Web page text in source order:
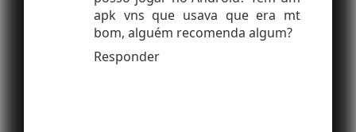
apk vns que usava que era mt
bom, alguém recomenda algum?
Responder